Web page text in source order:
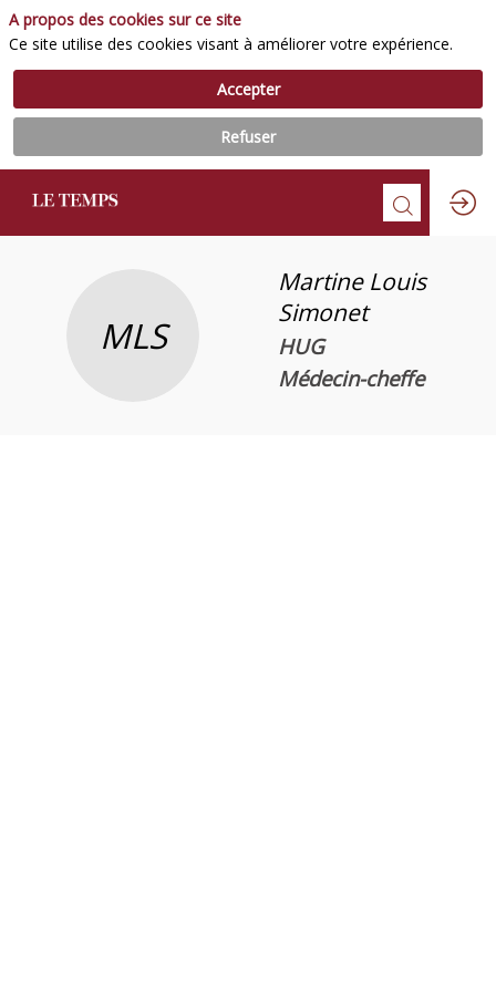
MLS
Martine Louis
Simonet
HUG
Médecin-cheffe
A propos des cookies sur ce site
Ce site utilise des cookies visant à améliorer votre expérience.
Accepter
Refuser